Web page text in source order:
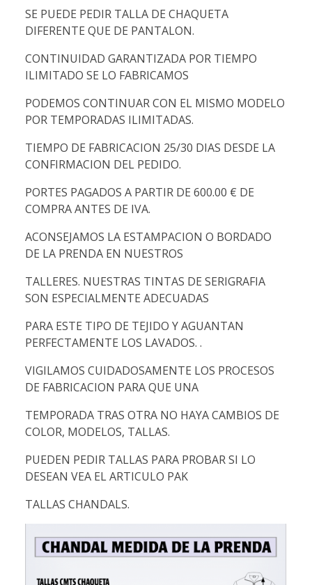
SE PUEDE PEDIR TALLA DE CHAQUETA
DIFERENTE QUE DE PANTALON.
CONTINUIDAD GARANTIZADA POR TIEMPO
ILIMITADO SE LO FABRICAMOS
PODEMOS CONTINUAR CON EL MISMO MODELO
POR TEMPORADAS ILIMITADAS.
TIEMPO DE FABRICACION 25/30 DIAS DESDE LA
CONFIRMACION DEL PEDIDO.
PORTES PAGADOS A PARTIR DE 600.00 € DE
COMPRA ANTES DE IVA.
ACONSEJAMOS LA ESTAMPACION O BORDADO
DE LA PRENDA EN NUESTROS
TALLERES. NUESTRAS TINTAS DE SERIGRAFIA
SON ESPECIALMENTE ADECUADAS
PARA ESTE TIPO DE TEJIDO Y AGUANTAN
PERFECTAMENTE LOS LAVADOS. .
VIGILAMOS CUIDADOSAMENTE LOS PROCESOS
DE FABRICACION PARA QUE UNA
TEMPORADA TRAS OTRA NO HAYA CAMBIOS DE
COLOR, MODELOS, TALLAS.
PUEDEN PEDIR TALLAS PARA PROBAR SI LO
DESEAN VEA EL ARTICULO PAK
TALLAS CHANDALS.